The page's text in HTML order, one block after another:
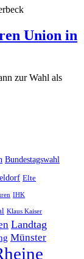
Union in
zur Wahl als
Bundestagswahl
Elte
IHK
Klaus Kaiser
Landtag
Münster